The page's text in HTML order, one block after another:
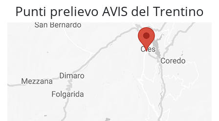
Punti prelievo AVIS del Trentino